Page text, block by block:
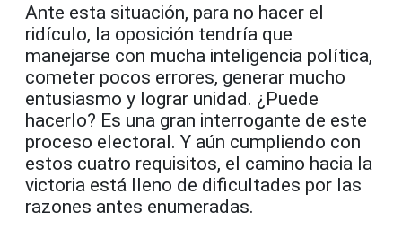
Ante esta situación, para no hacer el
ridículo, la oposición tendría que
manejarse con mucha inteligencia política,
cometer pocos errores, generar mucho
entusiasmo y lograr unidad. ¿Puede
hacerlo? Es una gran interrogante de este
proceso electoral. Y aún cumpliendo con
estos cuatro requisitos, el camino hacia la
victoria está lleno de dificultades por las
razones antes enumeradas.